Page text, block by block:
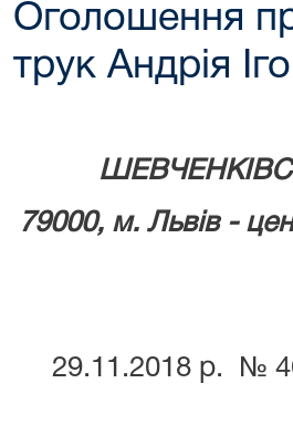
Оголошення
трук Андрія
79000, м. Львів -
29.11.2018 р. №